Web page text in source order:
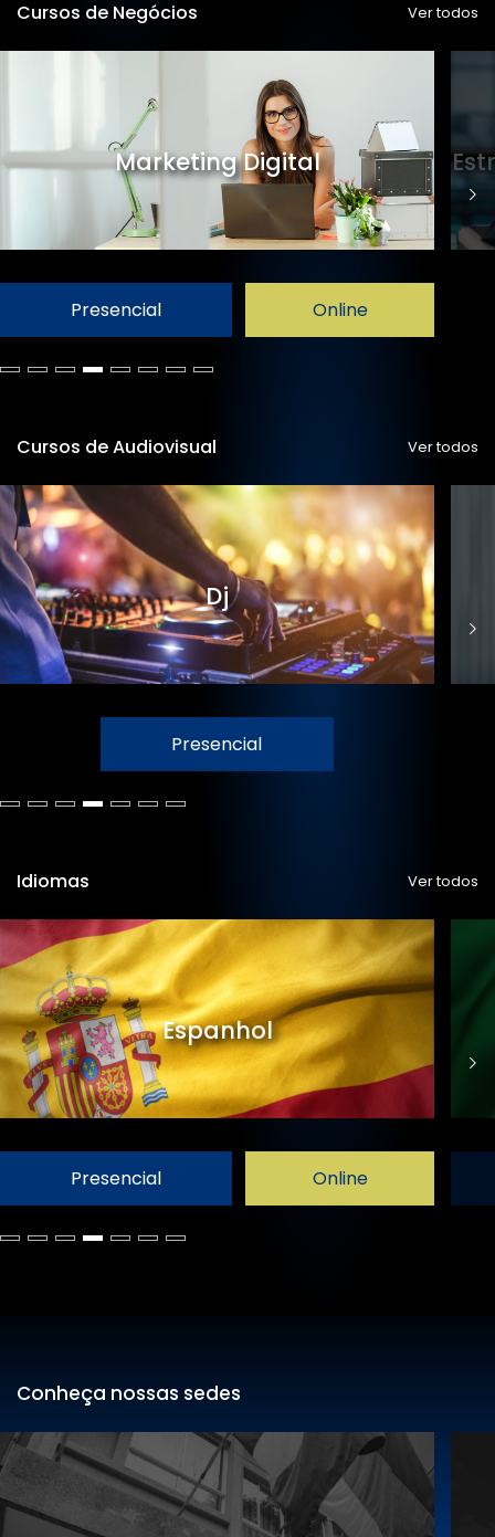
Cursos de Negócios Ver todos
Marketing Digital
Presencial Online
Cursos de Audiovisual Ver todos
Dj
Presencial
Idiomas Ver todos
Espanhol
Presencial Online
Conheça nossas sedes